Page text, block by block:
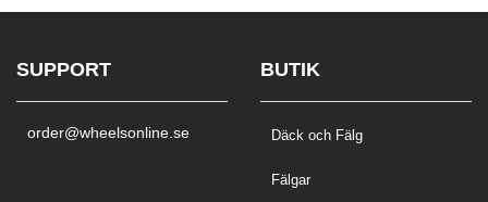
SUPPORT
order@wheelsonline.se
BUTIK
Däck och Fälg
Fälgar